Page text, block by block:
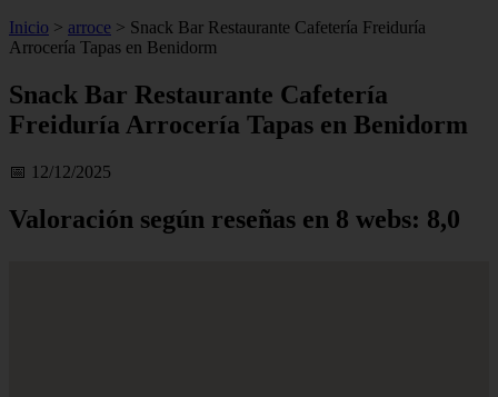
Inicio > arroce > Snack Bar Restaurante Cafetería Freiduría
Arrocería Tapas en Benidorm
Snack Bar Restaurante Cafetería
Freiduría Arrocería Tapas en Benidorm
📅 12/12/2025
Valoración según reseñas en 8 webs: 8,0